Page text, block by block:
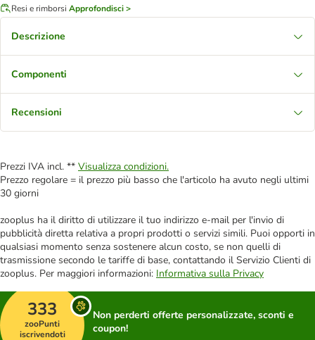
Resi e rimborsi Approfondisci >
Descrizione
Componenti
Recensioni
Prezzi IVA incl. ** Visualizza condizioni.
Prezzo regolare = il prezzo più basso che l'articolo ha avuto negli ultimi
30 giorni
zooplus ha il diritto di utilizzare il tuo indirizzo e-mail per l'invio di
pubblicità diretta relativa a propri prodotti o servizi simili. Puoi opporti in
qualsiasi momento senza sostenere alcun costo, se non quelli di
trasmissione secondo le tariffe di base, contattando il Servizio Clienti di
zooplus. Per maggiori informazioni: Informativa sulla Privacy
333
zooPunti
iscrivendoti
Non perderti offerte personalizzate, sconti e
coupon!